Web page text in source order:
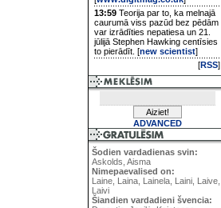
13:59 Teorija par to, ka melnajā
caurumā viss pazūd bez pēdām
var izrādīties nepatiesa un 21.
jūlijā Stephen Hawking centīsies
to pierādīt. [new scientist]
[RSS]
ADVANCED
Šodien vardadienas svin:
Askolds, Aisma
Nimepaevalised on:
Laine, Laina, Lainela, Laini, Laive,
Laivi
Šiandien vardadieni švencia: